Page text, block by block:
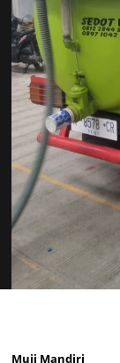
Muji Mandiri